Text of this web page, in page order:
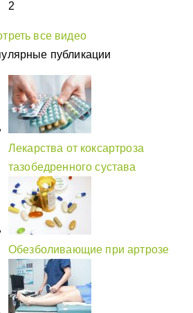
2
все видео
публикации
Лекарства от коксартроза
тазобедренного сустава
Обезболивающие при артрозе